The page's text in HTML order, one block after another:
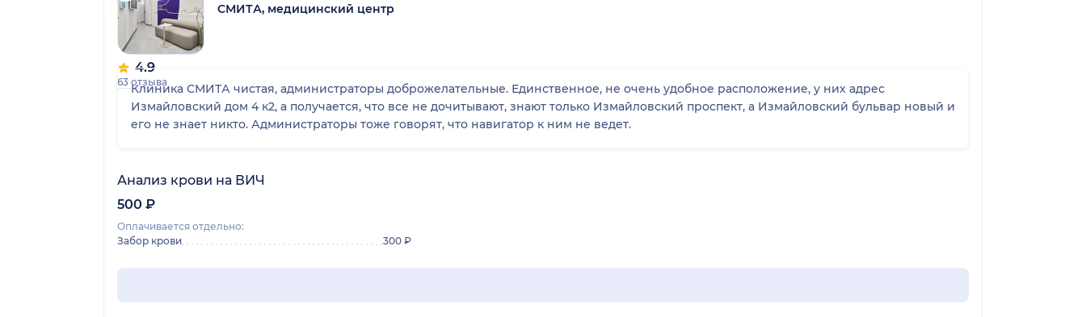
4.9
63 отзыва
СМИТА, медицинский центр
Клиника СМИТА чистая, администраторы доброжелательные. Единственное, не очень удобное расположение, у них адрес
Измайловский дом 4 к2, а получается, что все не дочитывают, знают только Измайловский проспект, а Измайловский бульвар новый и
его не знает никто. Администраторы тоже говорят, что навигатор к ним не ведет.
Анализ крови на ВИЧ
500 ₽
Оплачивается отдельно:
Забор крови
300 ₽